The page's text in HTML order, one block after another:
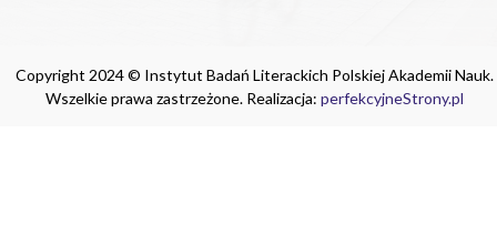
Copyright 2024 © Instytut Badań Literackich Polskiej Akademii Nauk.
Wszelkie prawa zastrzeżone. Realizacja: perfekcyjneStrony.pl